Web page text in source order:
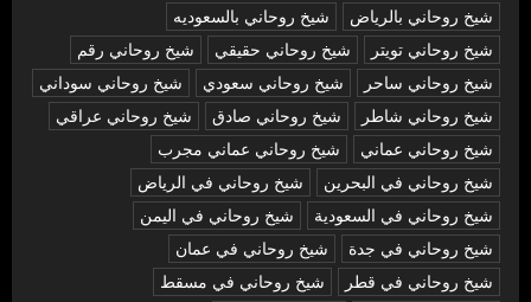
شيخ روحاني بالرياض
شيخ روحاني بالسعوديه
شيخ روحاني تويتر
شيخ روحاني حقيقي
شيخ روحاني رقم
شيخ روحاني ساحر
شيخ روحاني سعودي
شيخ روحاني سوداني
شيخ روحاني شاطر
شيخ روحاني صادق
شيخ روحاني عراقي
شيخ روحاني عماني
شيخ روحاني عماني مجرب
شيخ روحاني في البحرين
شيخ روحاني في الرياض
شيخ روحاني في السعودية
شيخ روحاني في اليمن
شيخ روحاني في جدة
شيخ روحاني في عمان
شيخ روحاني في قطر
شيخ روحاني في مسقط